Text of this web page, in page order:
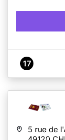
formulaire
- ou par
A propos de
La mairie
remise les
août inclus.
17
5 rue de